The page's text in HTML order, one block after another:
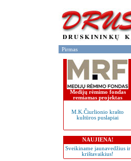
Pirmas
Medijų rėmimo fondas
remiamas projektas
M.K.Čiurlionio krašto
kultūros puslapiai
NAUJIENA!
Sveikiname jaunavedžius ir
krištavaikius!